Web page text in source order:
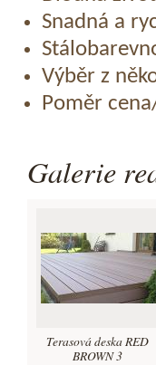
Snadná a
Výběr z
Poměr
Galerie
Terasová deska RED
BROWN 3